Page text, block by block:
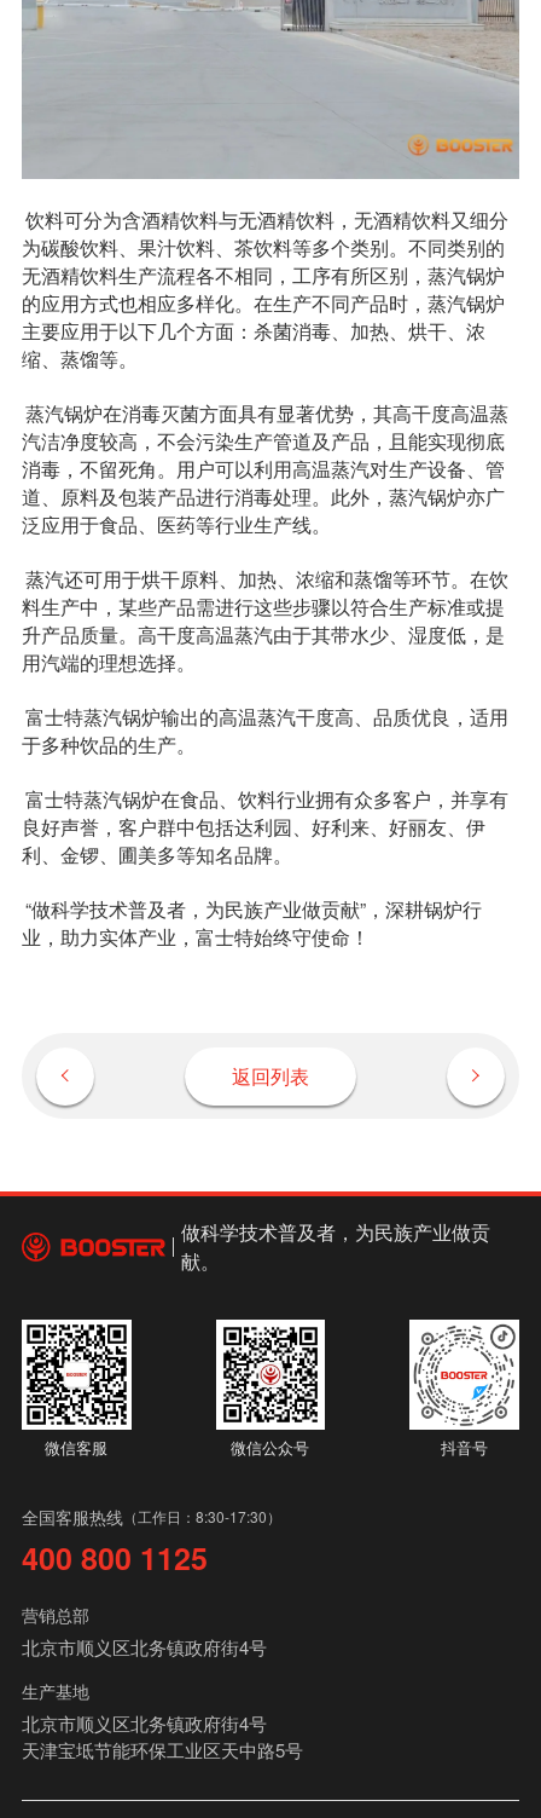
饮料可分为含酒精饮料与无酒精饮料，无酒精饮料又细分
为碳酸饮料、果汁饮料、茶饮料等多个类别。不同类别的
无酒精饮料生产流程各不相同，工序有所区别，蒸汽锅炉
的应用方式也相应多样化。在生产不同产品时，蒸汽锅炉
主要应用于以下几个方面：杀菌消毒、加热、烘干、浓
缩、蒸馏等。
蒸汽锅炉在消毒灭菌方面具有显著优势，其高干度高温蒸
汽洁净度较高，不会污染生产管道及产品，且能实现彻底
消毒，不留死角。用户可以利用高温蒸汽对生产设备、管
道、原料及包装产品进行消毒处理。此外，蒸汽锅炉亦广
泛应用于食品、医药等行业生产线。
蒸汽还可用于烘干原料、加热、浓缩和蒸馏等环节。在饮
料生产中，某些产品需进行这些步骤以符合生产标准或提
升产品质量。高干度高温蒸汽由于其带水少、湿度低，是
用汽端的理想选择。
富士特蒸汽锅炉输出的高温蒸汽干度高、品质优良，适用
于多种饮品的生产。
富士特蒸汽锅炉在食品、饮料行业拥有众多客户，并享有
良好声誉，客户群中包括达利园、好利来、好丽友、伊
利、金锣、圃美多等知名品牌。
“做科学技术普及者，为民族产业做贡献”，深耕锅炉行
业，助力实体产业，富士特始终守使命！
返回列表
做科学技术普及者，为民族产业做贡
献。
微信客服 微信公众号 抖音号
全国客服热线 （工作日：8:30-17:30）
400 800 1125
营销总部
北京市顺义区北务镇政府街4号
生产基地
北京市顺义区北务镇政府街4号
天津宝坻节能环保工业区天中路5号